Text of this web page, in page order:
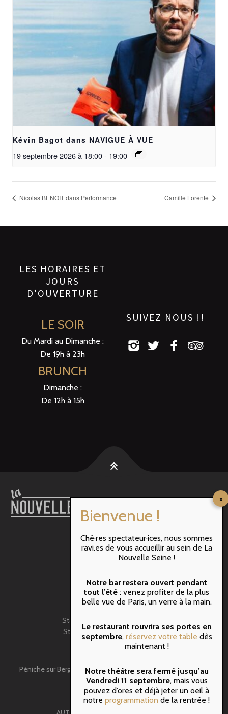
Kévin Bagot dans NAVIGUE À VUE
19 septembre 2026 à 18:00- 19:00
Nicolas BENOIT dans Performance Camille Lorente
LES HORAIRES ET
JOURS
D’OUVERTURE
LE SOIR
Du Mardi au Dimanche :
De 19h à 23h
BRUNCH
Dimanche :
De 12h à 15h
SUIVEZ NOUS !!
RER B : ST MICHEL
M10 : Maubert Mutualité
M4 : Cité
BATOBUS: N-Dame de Paris
Station N°5107 – rue de Pontoise
Station N°5009 – rue de Fouarre
BUS: 47- Lagrange
Péniche sur Berges,face au 3 quai de Montebello 75005 Paris
Tel: 01.43.54.08.08
AUTORISATIONS ET DROITS D’AUTEURS
Chè·res spectateur·ices, nous sommes
ravi.es de vous accueillir au sein de La
Nouvelle Seine !
Notre bar restera ouvert pendant
tout l’été : venez profiter de la plus
belle vue de Paris, un verre à la main.
Le restaurant rouvrira ses portes en
septembre, réservez votre table dès
maintenant !
Notre théâtre sera fermé jusqu’au
Vendredi 11 septembre, mais vous
pouvez d’ores et déjà jeter un oeil à
notre programmation de la rentrée !